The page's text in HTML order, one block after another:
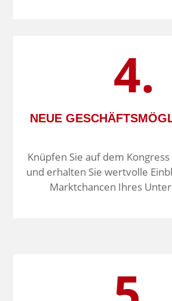
4.
NEUE
Knüpfen Sie auf dem
und erhalten Sie wertvolle
Markt­chancen Ihres